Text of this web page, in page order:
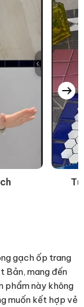
gạch ốp trang
Bản, mang đến
phẩm này không
muốn kết hợp vẻ